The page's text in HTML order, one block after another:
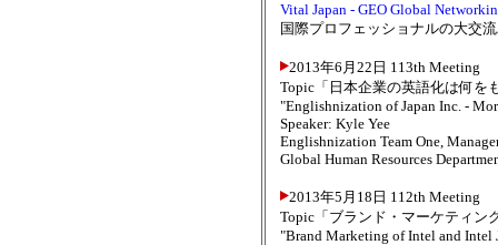
Vital Japan - GEO Global
国際プロフェッショナルの大交
2013年6月22日 113th Meeting
Topic「日本企業の英語化は何を
"Englishnization of Japan Inc. -
Speaker: Kyle Yee
Englishnization Team One,
Global Human Resources
2013年5月18日 112th Meeting
Topic「ブランド・マーケティン
"Brand Marketing of Intel and Intel